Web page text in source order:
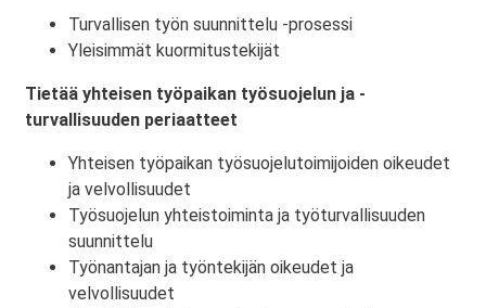
Turvallisen työn suunnittelu -prosessi
Yleisimmät kuormitustekijät
Tietää yhteisen työpaikan työsuojelun ja -
turvallisuuden periaatteet
Yhteisen työpaikan työsuojelutoimijoiden oikeudet
ja velvollisuudet
Työsuojelun yhteistoiminta ja työturvallisuuden
suunnittelu
Työnantajan ja työntekijän oikeudet ja
velvollisuudet